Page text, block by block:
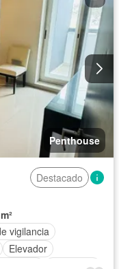
Penthouse
Destacado
vigilancia
Elevador
Seguridad